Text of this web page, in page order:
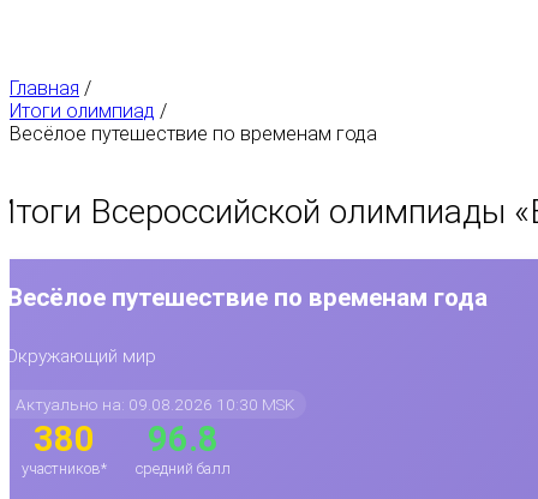
Главная /
Итоги олимпиад /
Весёлое путешествие по временам года
Всероссийской олимпиады «
Весёлое путешествие по временам года
Окружающий мир
Актуально на: 09.08.2026 10:30 MSK
380
участников*
96.8
средний балл